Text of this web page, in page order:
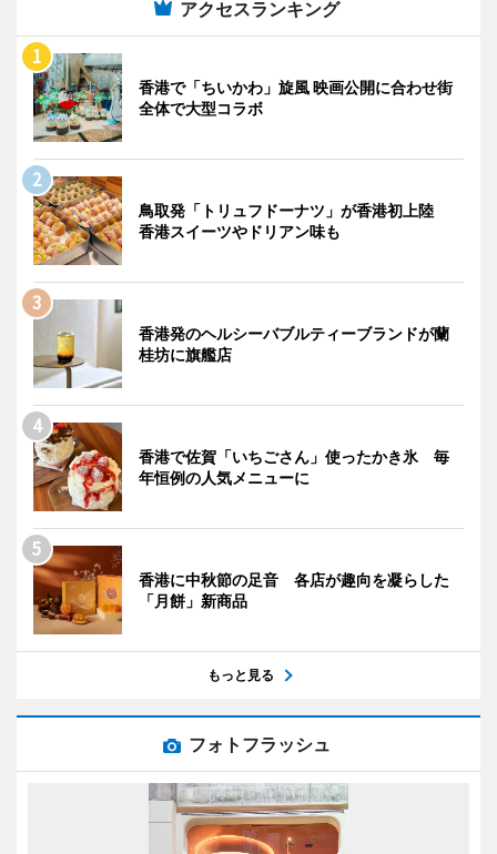
アクセスランキング
香港で「ちいかわ」旋風 映画公開に合わせ街
全体で大型コラボ
鳥取発「トリュフドーナツ」が香港初上陸
香港スイーツやドリアン味も
香港発のヘルシーバブルティーブランドが蘭
桂坊に旗艦店
香港で佐賀「いちごさん」使ったかき氷 毎
年恒例の人気メニューに
香港に中秋節の足音 各店が趣向を凝らした
「月餅」新商品
もっと見る
フォトフラッシュ